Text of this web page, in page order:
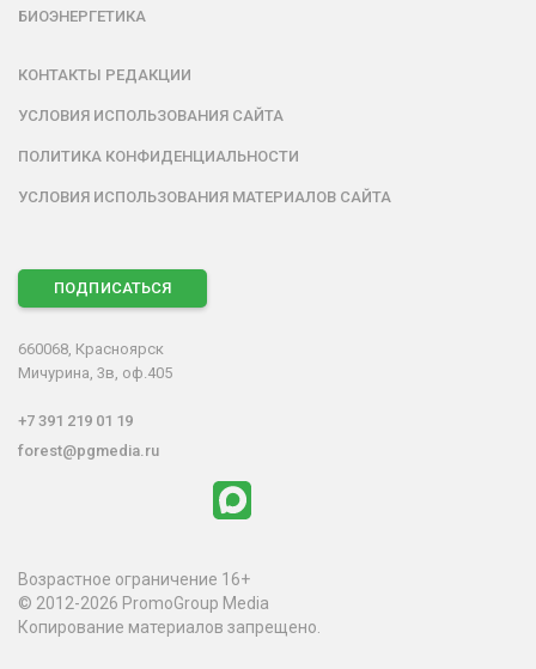
БИОЭНЕРГЕТИКА
КОНТАКТЫ РЕДАКЦИИ
УСЛОВИЯ ИСПОЛЬЗОВАНИЯ САЙТА
ПОЛИТИКА КОНФИДЕНЦИАЛЬНОСТИ
УСЛОВИЯ ИСПОЛЬЗОВАНИЯ МАТЕРИАЛОВ САЙТА
ПОДПИСАТЬСЯ
660068, Красноярск
Мичурина, 3в, оф.405
+7 391 219 01 19
forest@pgmedia.ru
Возрастное ограничение 16+
© 2012-2026 PromoGroup Media
Копирование материалов запрещено.